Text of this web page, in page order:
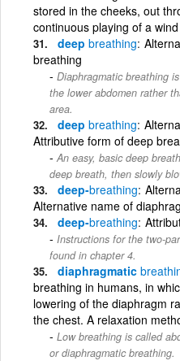
stored in the cheeks, out
continuous playing of a
deep breathing
breathing
Diaphragmatic breathing
the lower abdomen rather
area.
deep breathing
Attributive form of deep
An easy, basic deep
deep breath, then slowly
deep-breathing
Alternative name of
deep-breathing
Instructions for the two-
found in chapter 4.
diaphragmatic
breathing in humans, in
lowering of the diaphragm
the chest. A relaxation
Low breathing is called
or diaphragmatic breathing.